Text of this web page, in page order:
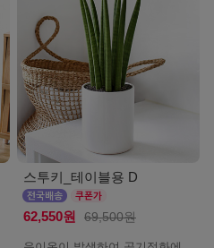
스투키_테이블용 D
62,550원 69,500원